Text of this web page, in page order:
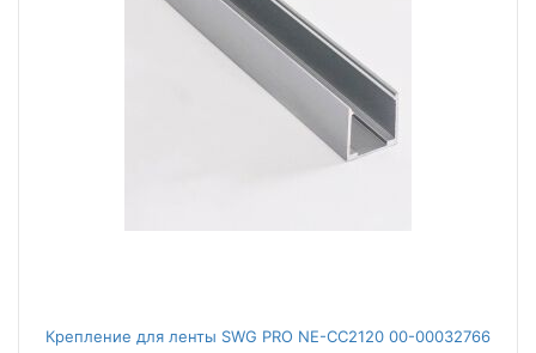
Крепление для ленты SWG PRO NE-CC2120 00-00032766